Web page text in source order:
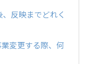
反映までどれく
変更する際、何